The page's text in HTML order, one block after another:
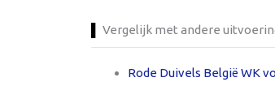
Vergelijk met andere
Rode Duivels België WK